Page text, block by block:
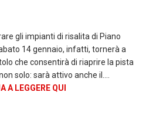
gli impianti di risalita di Piano
14 gennaio, infatti, tornerà a
che consentirà di riaprire la pista
solo: sarà attivo anche il….
A LEGGERE QUI